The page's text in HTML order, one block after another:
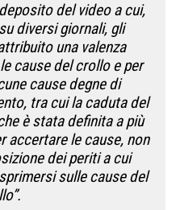
del video a cui,
diversi giornali, gli
una valenza
cause del crollo e per
cause degne di
tra cui la caduta del
è stata definita a più
accertare le cause, non
dei periti a cui
sulle cause del